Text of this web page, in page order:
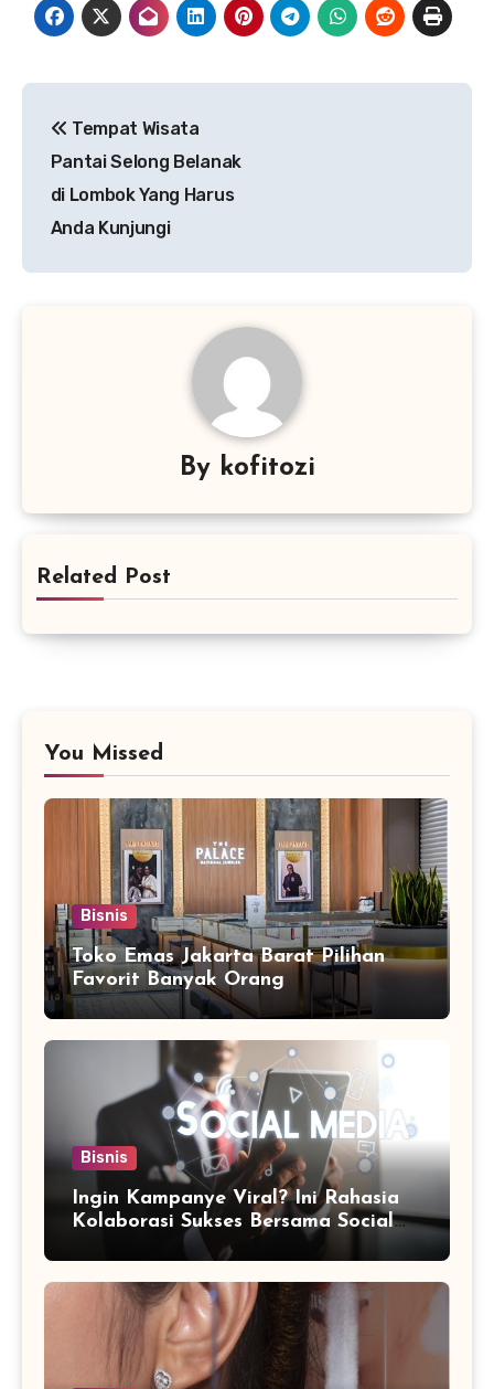
pos
Tempat Wisata
Pantai Selong Belanak
di Lombok Yang Harus
Anda Kunjungi
By kofitozi
Related Post
You Missed
Bisnis
Toko Emas Jakarta Barat Pilihan
Favorit Banyak Orang
Bisnis
Ingin Kampanye Viral? Ini Rahasia
Kolaborasi Sukses Bersama Social
Media Marketing Agency